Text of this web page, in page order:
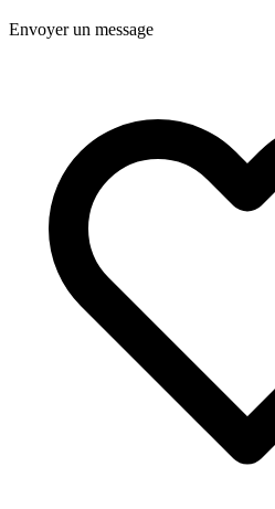
Envoyer un message